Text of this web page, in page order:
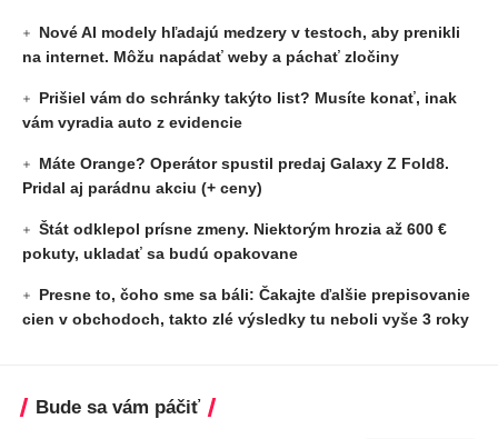
Nové AI modely hľadajú medzery v testoch, aby prenikli
na internet. Môžu napádať weby a páchať zločiny
Prišiel vám do schránky takýto list? Musíte konať, inak
vám vyradia auto z evidencie
Máte Orange? Operátor spustil predaj Galaxy Z Fold8.
Pridal aj parádnu akciu (+ ceny)
Štát odklepol prísne zmeny. Niektorým hrozia až 600 €
pokuty, ukladať sa budú opakovane
Presne to, čoho sme sa báli: Čakajte ďalšie prepisovanie
cien v obchodoch, takto zlé výsledky tu neboli vyše 3 roky
Bude sa vám páčiť